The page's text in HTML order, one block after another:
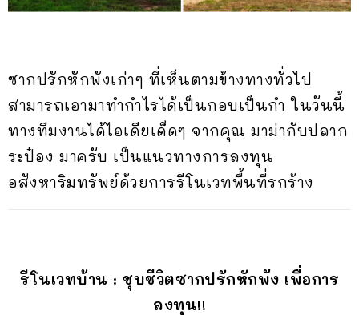
ซากปรักหักพังเก่าๆ ที่เห็นตามข้างทางทั่วไป
สามารถเอามาทำกำไรได้เป็นกอบเป็นกำ ในวันนี้
ทางทีมงานได้ไอเดียเด็ดๆ จากคุณ มาม่ากับปลาก
ระป๋อง มาครับ เป็นแนวทางการลงทุน
อสังหาริมทรัพย์ด้วยการรีโนเวทพื้นที่รกร้าง
รีโนเวทบ้าน : ชุบชีวิตซากปรักหักพัง เพื่อการ
ลงทุน!!